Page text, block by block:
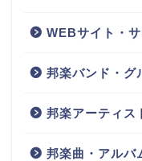
WEBサイト・
邦楽バンド・グ
邦楽アーティス
邦楽曲・アルバ